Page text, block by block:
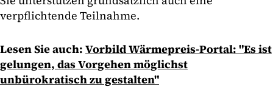
verpflichtende Teilnahme.
Lesen Sie auch: Vorbild Wärmepreis-Portal: "Es ist
gelungen, das Vorgehen möglichst
unbürokratisch zu gestalten"